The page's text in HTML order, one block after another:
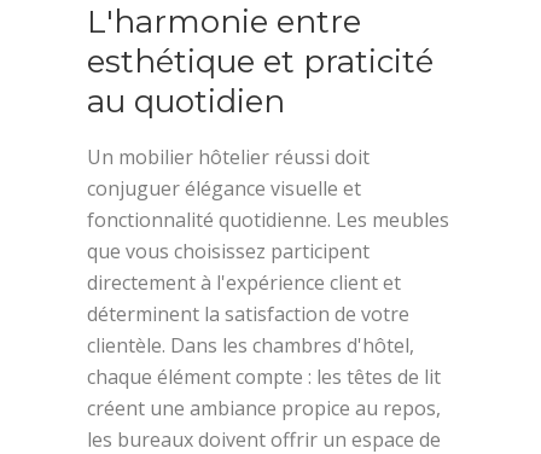
L'harmonie entre
esthétique et praticité
au quotidien
Un mobilier hôtelier réussi doit
conjuguer élégance visuelle et
fonctionnalité quotidienne. Les meubles
que vous choisissez participent
directement à l'expérience client et
déterminent la satisfaction de votre
clientèle. Dans les chambres d'hôtel,
chaque élément compte : les têtes de lit
créent une ambiance propice au repos,
les bureaux doivent offrir un espace de